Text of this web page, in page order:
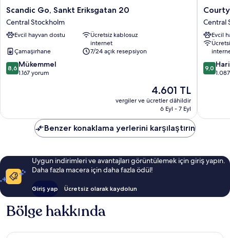
Scandic
Go,
Sankt
Eriksgatan
Central
Stockholm
Scandic Go, Sankt Eriksgatan 20
Central Stockholm
Evcil hayvan dostu
Ücretsiz kablosuz
internet
Çamaşırhane
7/24 açık resepsiyon
10
üzerinden
8,6 Mükemmel
1.167 yorum
Güncel
fiyat:
4.601 TL
4.601 TL
vergiler ve ücretler dâhildir
6 Eyl - 7 Eyl
by
Marriott
Central
Central
Evcil
10
9,0
Benzer konaklama yerlerini karşılaştırın
Uygun indirimleri ve avantajları görüntülemek için giriş yapın.
Daha fazla macera için daha fazla ödül!
Giriş yap Ücretsiz olarak kaydolun
Bölge hakkında